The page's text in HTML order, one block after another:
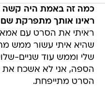
כמה זה באמת היה קשה
ראינו אותך מתפרקת
ראיתי את הסרט עם אמא
שהיא איתי עשור ממש
שלי וממש עוד שניים-
הספה, אני לא אשכח את
הסרט מתייפחת.